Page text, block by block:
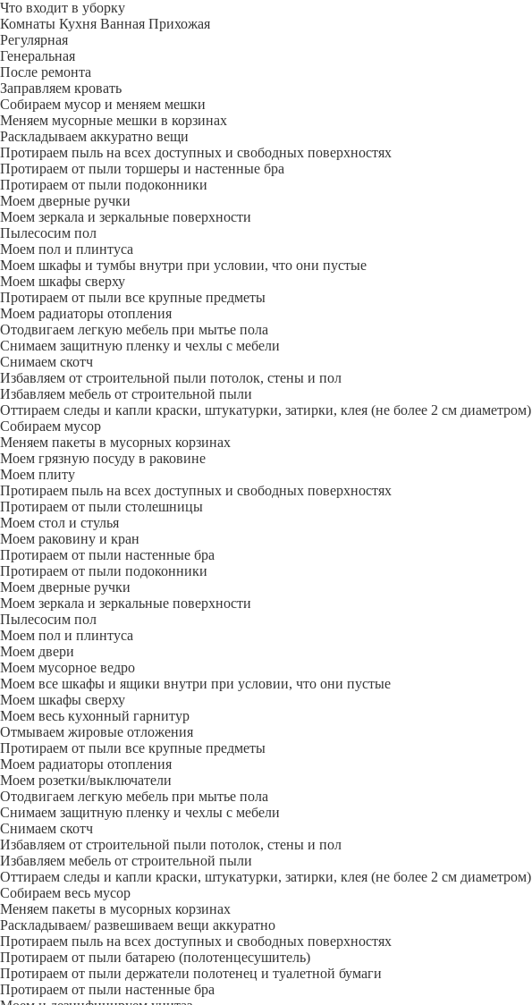
Что входит в уборку
Регу­лярная
Гене­ральная
После ремонта
Заправляем кровать
Собираем мусор и меняем мешки
Меняем мусорные мешки в корзинах
Раскладываем аккуратно вещи
Протираем пыль на всех доступных и свободных поверхностях
Протираем от пыли торшеры и настенные бра
Протираем от пыли подоконники
Моем дверные ручки
Моем зеркала и зеркальные поверхности
Пылесосим пол
Моем пол и плинтуса
Моем шкафы и тумбы внутри при условии, что они пустые
Моем шкафы сверху
Протираем от пыли все крупные предметы
Моем радиаторы отопления
Отодвигаем легкую мебель при мытье пола
Снимаем защитную пленку и чехлы с мебели
Снимаем скотч
Избавляем от строительной пыли потолок, стены и пол
Избавляем мебель от строительной пыли
Оттираем следы и капли краски, штукатурки, затирки, клея (не более 2 см диаметром)
Собираем мусор
Меняем пакеты в мусорных корзинах
Моем грязную посуду в раковине
Моем плиту
Протираем пыль на всех доступных и свободных поверхностях
Протираем от пыли столешницы
Моем стол и стулья
Моем раковину и кран
Протираем от пыли настенные бра
Протираем от пыли подоконники
Моем дверные ручки
Моем зеркала и зеркальные поверхности
Пылесосим пол
Моем пол и плинтуса
Моем двери
Моем мусорное ведро
Моем все шкафы и ящики внутри при условии, что они пустые
Моем шкафы сверху
Моем весь кухонный гарнитур
Отмываем жировые отложения
Протираем от пыли все крупные предметы
Моем радиаторы отопления
Моем розетки/выключатели
Отодвигаем легкую мебель при мытье пола
Снимаем защитную пленку и чехлы с мебели
Снимаем скотч
Избавляем от строительной пыли потолок, стены и пол
Избавляем мебель от строительной пыли
Оттираем следы и капли краски, штукатурки, затирки, клея (не более 2 см диаметром)
Собираем весь мусор
Меняем пакеты в мусорных корзинах
Раскладываем/ развешиваем вещи аккуратно
Протираем пыль на всех доступных и свободных поверхностях
Протираем от пыли батарею (полотенцесушитель)
Протираем от пыли держатели полотенец и туалетной бумаги
Протираем от пыли настенные бра